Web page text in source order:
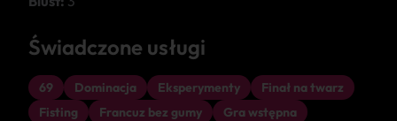
Świadczone usługi
69 Dominacja Eksperymenty
Finał na twarz
Fisting
Francuz bez gumy
Gra wstępna